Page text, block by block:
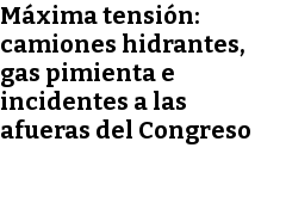
Máxima tensión:
camiones hidrantes,
gas pimienta e
incidentes a las
afueras del Congreso